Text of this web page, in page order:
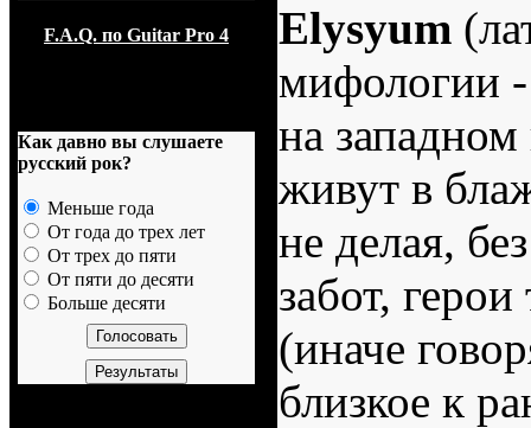
F.A.Q. по Guitar Pro 4
Как давно вы слушаете
русский рок?
Меньше года
От года до трех лет
От трех до пяти
От пяти до десяти
Больше десяти
Elysyum
мифологии -
на западном
живут в
не делая,
забот,
(иначе
близкое к